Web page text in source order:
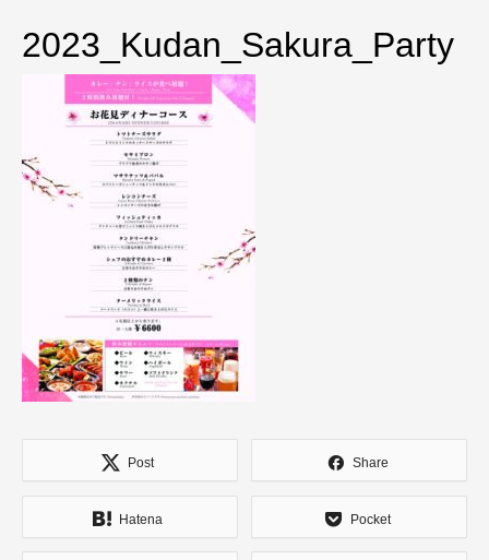
2023_Kudan_Sakura_Party
Post Share
Hatena Pocket